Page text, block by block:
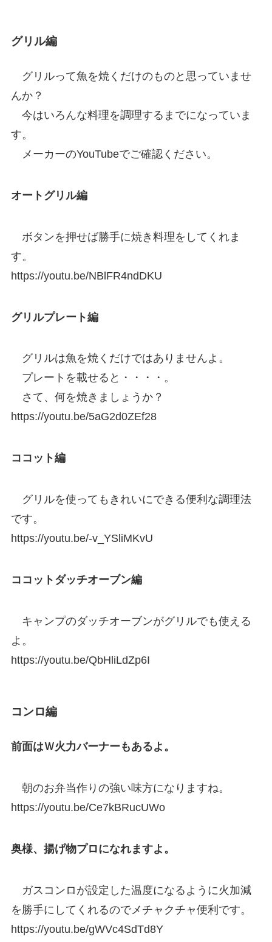
グリル編
グリルって魚を焼くだけのものと思っていませ
んか？
今はいろんな料理を調理するまでになっていま
す。
メーカーのYouTubeでご確認ください。
オートグリル編
ボタンを押せば勝手に焼き料理をしてくれま
す。
https://youtu.be/NBlFR4ndDKU
グリルプレート編
グリルは魚を焼くだけではありませんよ。
プレートを載せると・・・・。
さて、何を焼きましょうか？
https://youtu.be/5aG2d0ZEf28
ココット編
グリルを使ってもきれいにできる便利な調理法
です。
https://youtu.be/-v_YSliMKvU
ココットダッチオーブン編
キャンプのダッチオーブンがグリルでも使える
よ。
https://youtu.be/QbHliLdZp6I
コンロ編
前面はＷ火力バーナーもあるよ。
朝のお弁当作りの強い味方になりますね。
https://youtu.be/Ce7kBRucUWo
奥様、揚げ物プロになれますよ。
ガスコンロが設定した温度になるように火加減
を勝手にしてくれるのでメチャクチャ便利です。
https://youtu.be/gWVc4SdTd8Y